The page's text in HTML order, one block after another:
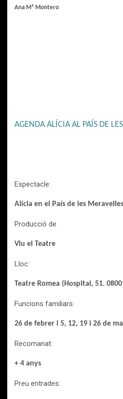
Ana Mª Montero
AGENDA ALÍCIA AL PAÍS DE
Espectacle:
Alícia en el País de les Meravelles
Producció de
Viu el Teatre
Lloc:
Teatre Romea (Hospital, 51.
Funcions familiars:
26 de febrer i 5, 12, 19 i 26 de
Recomanat:
+ 4 anys
Preu entrades: